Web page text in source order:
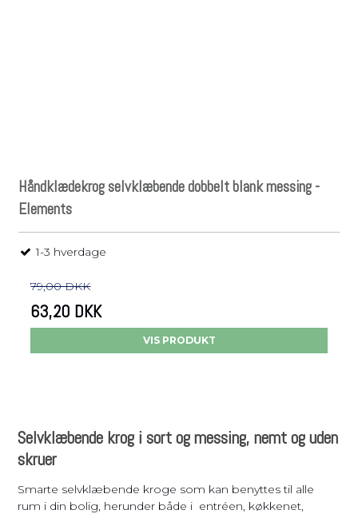
Håndklædekrog selvklæbende dobbelt blank messing -
Elements
1-3 hverdage
79,00 DKK
63,20 DKK
VIS PRODUKT
Selvklæbende krog i sort og messing, nemt og uden
skruer
Smarte selvklæbende kroge som kan benyttes til alle
rum i din bolig, herunder både i entréen, køkkenet,